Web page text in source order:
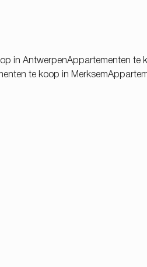
in AntwerpenAppartementen te
te koop in Merksem